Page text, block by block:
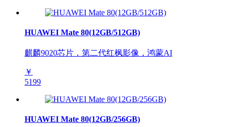
HUAWEI Mate 80(12GB/512GB)
麒麟9020芯片，第二代红枫影像，鸿蒙AI
￥
5199
HUAWEI Mate 80(12GB/256GB)